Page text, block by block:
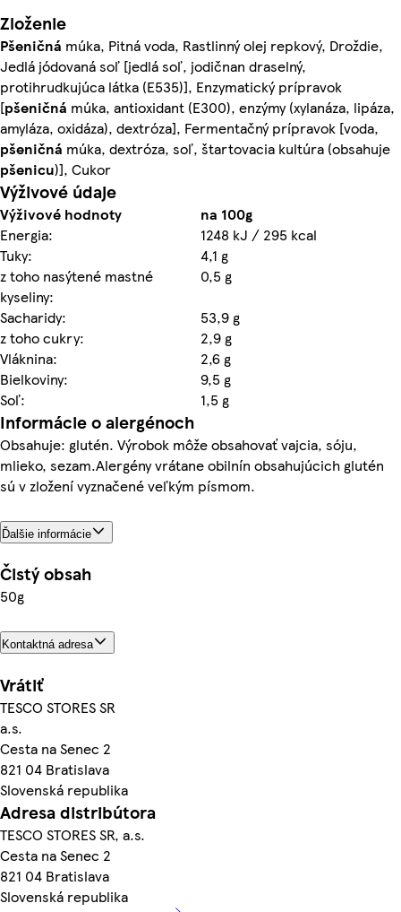
Zloženie
Pšeničná múka, Pitná voda, Rastlinný olej repkový, Droždie,
Jedlá jódovaná soľ [jedlá soľ, jodičnan draselný,
protihrudkujúca látka (E535)], Enzymatický prípravok
[pšeničná múka, antioxidant (E300), enzýmy (xylanáza, lipáza,
amyláza, oxidáza), dextróza], Fermentačný prípravok [voda,
pšeničná múka, dextróza, soľ, štartovacia kultúra (obsahuje
pšenicu)], Cukor
Výživové údaje
Výživové hodnoty
na 100g
Energia:
1248 kJ / 295 kcal
Tuky:
4,1 g
z toho nasýtené mastné
kyseliny:
0,5 g
Sacharidy:
53,9 g
z toho cukry:
2,9 g
Vláknina:
2,6 g
Bielkoviny:
9,5 g
Soľ:
1,5 g
Informácie o alergénoch
Obsahuje: glutén. Výrobok môže obsahovať vajcia, sóju,
mlieko, sezam.Alergény vrátane obilnín obsahujúcich glutén
sú v zložení vyznačené veľkým písmom.
Ďalšie informácie
Čistý obsah
50g
Kontaktná adresa
Vrátiť
TESCO STORES SR
a.s.
Cesta na Senec 2
821 04 Bratislava
Slovenská republika
Adresa distribútora
TESCO STORES SR, a.s.
Cesta na Senec 2
821 04 Bratislava
Slovenská republika